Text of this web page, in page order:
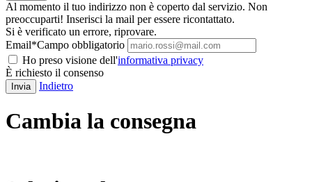
Al momento il tuo indirizzo non è coperto dal servizio. Non
preoccuparti! Inserisci la mail per essere ricontattato.
Si è verificato un errore, riprovare.
Email*Campo obbligatorio
Ho preso visione dell'informativa privacy
È richiesto il consenso
Invia Indietro
Cambia la consegna